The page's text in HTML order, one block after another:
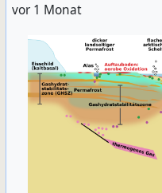
vor 1 Monat